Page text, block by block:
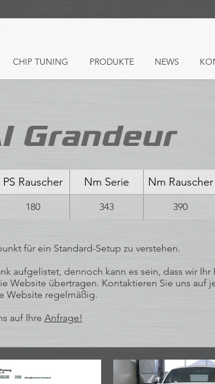
CHIP TUNING PRODUKTE NEWS
Grandeur
PS Rauscher Nm Serie Nm Rauscher
180 343 390
für ein Standard-Setup zu verstehen.
aufgelistet, dennoch kann es sein, dass wir Ihr
Website übertragen. Kontaktieren Sie uns auf
Website regelmäßig.
auf Ihre Anfrage!